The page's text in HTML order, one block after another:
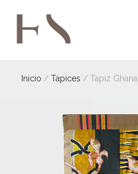
Inicio / Tapices / Tapiz Ghana